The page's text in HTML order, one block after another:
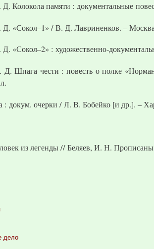
Колокола памяти : документальные
Д. «Сокол–1» / В. Д. Лавриненков. –
«Сокол–2» : художественно-
Д. Шпага чести : повесть о полке
: докум. очерки / Л. В. Бобейко [и др.]. –
из легенды // Беляев, И. Н.
дело